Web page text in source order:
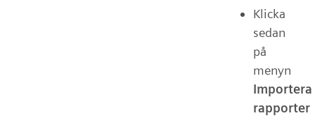
Klicka
sedan
på
menyn
Importera
rapporter